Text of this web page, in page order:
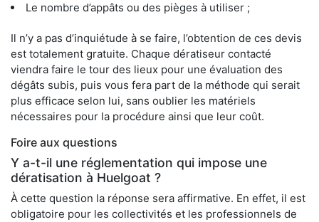
Le nombre d’appâts ou des pièges à utiliser ;
Il n’y a pas d’inquiétude à se faire, l’obtention de ces devis
est totalement gratuite. Chaque dératiseur contacté
viendra faire le tour des lieux pour une évaluation des
dégâts subis, puis vous fera part de la méthode qui serait
plus efficace selon lui, sans oublier les matériels
nécessaires pour la procédure ainsi que leur coût.
Foire aux questions
Y a-t-il une réglementation qui impose une
dératisation à Huelgoat ?
À cette question la réponse sera affirmative. En effet, il est
obligatoire pour les collectivités et les professionnels de